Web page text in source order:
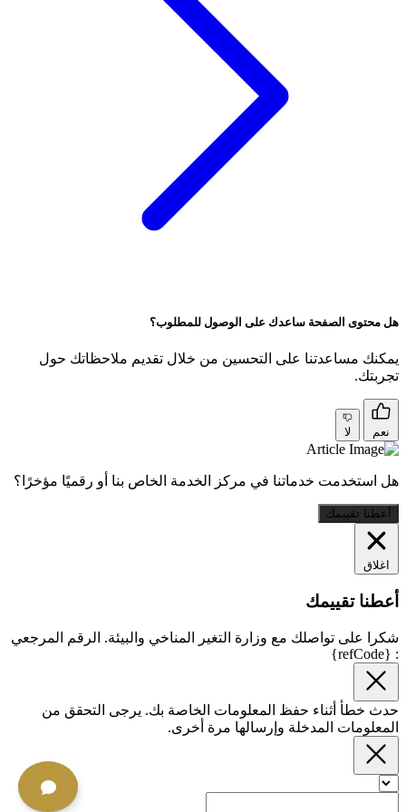
هل محتوى الصفحة ساعدك على الوصول للمطلوب؟
يمكنك مساعدتنا على التحسين من خلال تقديم ملاحظاتك حول
تجربتك.
نعم لا
هل استخدمت خدماتنا في مركز الخدمة الخاص بنا أو رقميًا مؤخرًا؟
أعطنا تقييمك
اغلاق
أعطنا تقييمك
شكرا على تواصلك مع وزارة التغير المناخي والبيئة. الرقم المرجعي
: {refCode}
حدث خطأ أثناء حفظ المعلومات الخاصة بك. يرجى التحقق من
المعلومات المدخلة وإرسالها مرة أخرى.